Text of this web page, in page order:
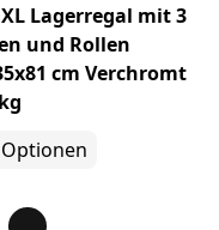
Lagerregal mit 3
und Rollen
cm Verchromt
Optionen